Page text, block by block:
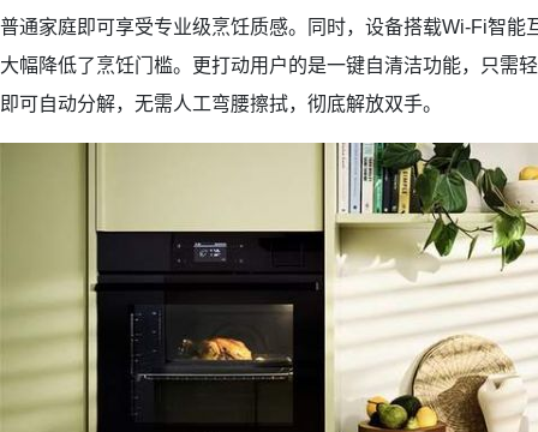
普通家庭即可享受专业级烹饪质感。同时，设备搭载Wi-Fi智能
大幅降低了烹饪门槛。更打动用户的是一键自清洁功能，只需
即可自动分解，无需人工弯腰擦拭，彻底解放双手。